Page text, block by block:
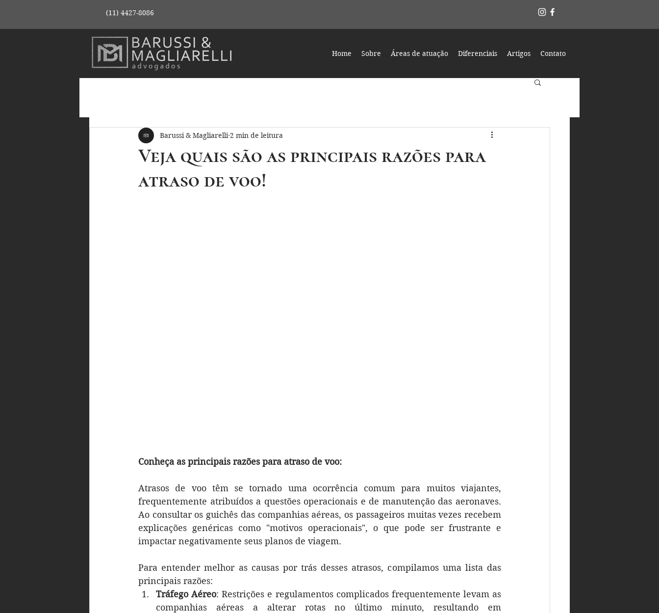
(11) 4427-8086
Home Sobre Áreas de atuação Diferenciais Artigos Contato
Veja quais são as principais razões para
atraso de voo!
Barussi & Magliarelli 2 min de leitura
Conheça as principais razões para atraso de voo:
Atrasos de voo têm se tornado uma ocorrência comum para muitos viajantes,
frequentemente atribuídos a questões operacionais e de manutenção das aeronaves.
Ao consultar os guichês das companhias aéreas, os passageiros muitas vezes recebem
explicações genéricas como "motivos operacionais", o que pode ser frustrante e
impactar negativamente seus planos de viagem.
Para entender melhor as causas por trás desses atrasos, compilamos uma lista das
principais razões:
Tráfego Aéreo: Restrições e regulamentos complicados frequentemente levam as
companhias aéreas a alterar rotas no último minuto, resultando em